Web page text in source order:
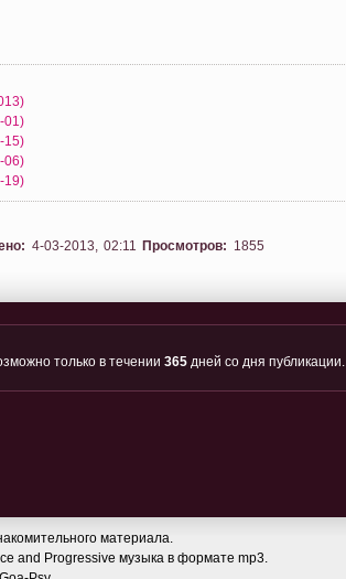
01)
15)
06)
19)
4-03-2013, 02:11 Просмотров: 1855
только в течении 365 дней со дня публикации.
материала.
and Progressive музыка в формате mp3.